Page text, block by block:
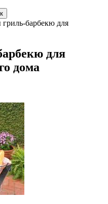
барбекю для
для
дома